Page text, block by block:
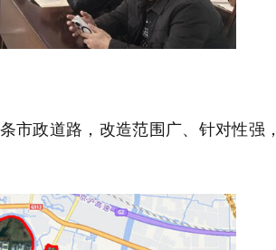
市政道路，改造范围广、针对性强，